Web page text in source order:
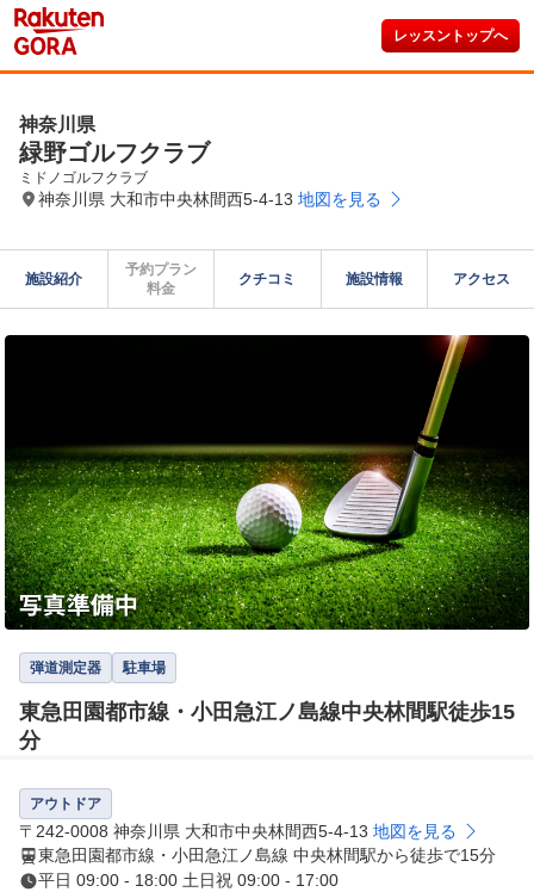
レッスントップへ
神奈川県
緑野ゴルフクラブ
ミドノゴルフクラブ
神奈川県 大和市中央林間西5-4-13 地図を見る
施設紹介
予約プラン
料金
クチコミ 施設情報 アクセス
弾道測定器 駐車場
東急田園都市線・小田急江ノ島線中央林間駅徒歩15
分
アウトドア
〒242-0008 神奈川県 大和市中央林間西5-4-13 地図を見る
東急田園都市線・小田急江ノ島線 中央林間駅から徒歩で15分
平日 09:00 - 18:00 土日祝 09:00 - 17:00